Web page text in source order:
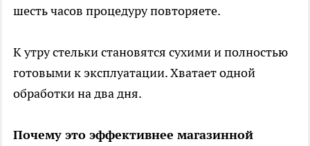
шесть часов процедуру повторяете.
К утру стельки становятся сухими и полностью
готовыми к эксплуатации. Хватает одной
обработки на два дня.
Почему это эффективнее магазинной